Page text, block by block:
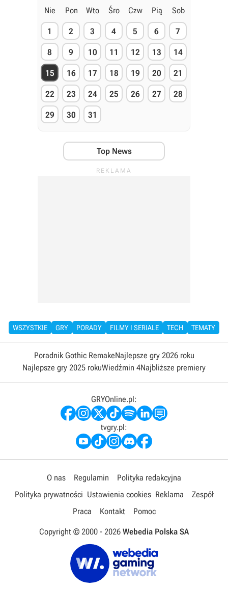
Nie Pon Wto Śro Czw Pią Sob
1 2 3 4 5 6 7
8 9 10 11 12 13 14
15 16 17 18 19 20 21
22 23 24 25 26 27 28
29 30 31
Top News
WSZYSTKIE GRY PORADY FILMY I SERIALE TECH TEMATY
Poradnik Gothic RemakeNajlepsze gry 2026 roku
Najlepsze gry 2025 rokuWiedźmin 4Najbliższe premiery
GRYOnline.pl:
tvgry.pl:
O nas Regulamin
Polityka redakcyjna
Polityka prywatności Ustawienia cookies Reklama
Zespół
Praca
Kontakt Pomoc
Copyright © 2000 - 2026 Webedia Polska SA